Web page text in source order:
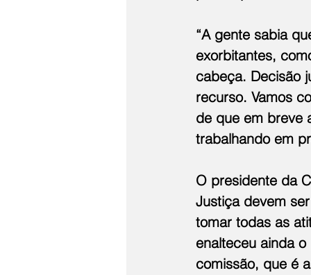
“A gente sabia
exorbitantes,
cabeça. Decisão
recurso. Vamos
de que em breve
trabalhando em
O presidente da
Justiça devem
tomar todas as
enalteceu ainda
comissão, que é